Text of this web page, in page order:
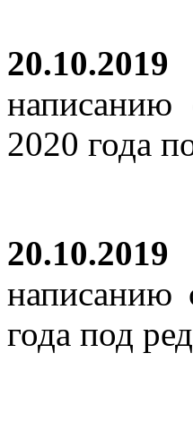
20.10.2019
2020 года
20.10.2019
написанию
года под